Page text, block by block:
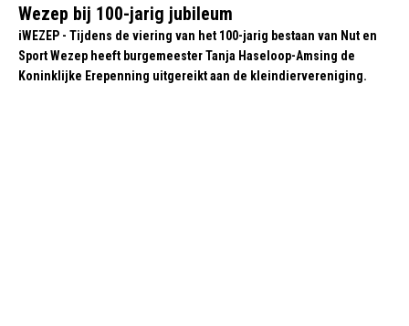
Wezep bij 100-jarig jubileum
iWEZEP - Tijdens de viering van het 100-jarig bestaan van Nut en
Sport Wezep heeft burgemeester Tanja Haseloop-Amsing de
Koninklijke Erepenning uitgereikt aan de kleindiervereniging.